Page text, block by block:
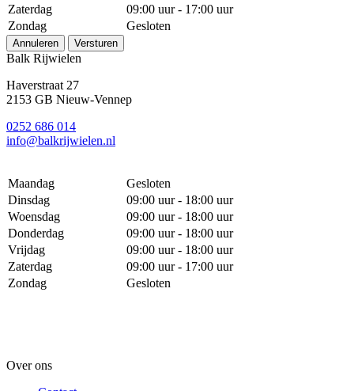
Zaterdag
09:00 uur - 17:00 uur
Zondag
Gesloten
Annuleren Versturen
Balk Rijwielen
Haverstraat 27
2153 GB Nieuw-Vennep
0252 686 014
info@balkrijwielen.nl
Maandag
Gesloten
Dinsdag
09:00 uur - 18:00 uur
Woensdag
09:00 uur - 18:00 uur
Donderdag
09:00 uur - 18:00 uur
Vrijdag
09:00 uur - 18:00 uur
Zaterdag
09:00 uur - 17:00 uur
Zondag
Gesloten
Over ons